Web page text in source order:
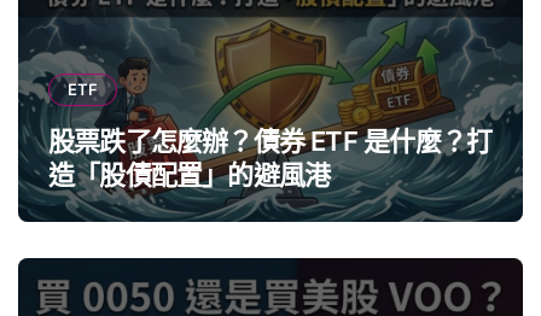
ETF
股票跌了怎麼辦？債券 ETF 是什麼？打
造「股債配置」的避風港